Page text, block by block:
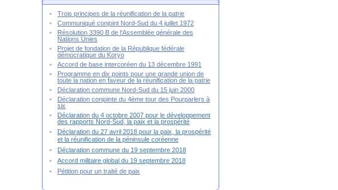
Trois principes de la réunification de la patrie
Communiqué conjoint Nord-Sud du 4 juillet 1972
Résolution 3390 B de l'Assemblée générale des
Nations Unies
Projet de fondation de la République fédérale
démocratique du Koryo
Accord de base intercoréen du 13 décembre 1991
Programme en dix points pour une grande union de
toute la nation en faveur de la réunification de la patrie
Déclaration commune Nord-Sud du 15 juin 2000
Déclaration conjointe du 4ème tour des Pourparlers à
six
Déclaration du 4 octobre 2007 pour le développement
des rapports Nord-Sud, la paix et la prospérité
Déclaration du 27 avril 2018 pour la paix, la prospérité
et la réunification de la péninsule coréenne
Déclaration commune du 19 septembre 2018
Accord militaire global du 19 septembre 2018
Pétition pour un traité de paix